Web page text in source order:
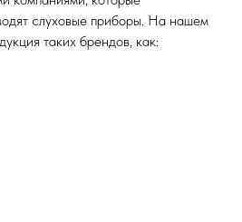
слуховые приборы. На нашем
таких брендов, как: